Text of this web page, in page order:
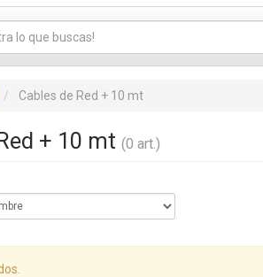
Cables de Red + 10 mt
+ 10 mt (0 art.)